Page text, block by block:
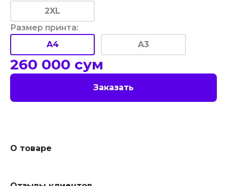
2XL
Размер принта:
A4
A3
260 000 сум
Заказать
О товаре